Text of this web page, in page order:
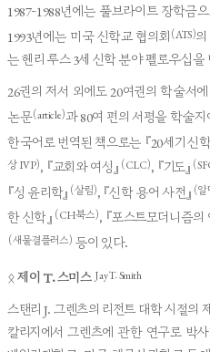
1987-1988년에는 풀브라이트 장학금
1993년에는 미국 신학교 협의회 (ATS)
는 헨리 루스 3세 신학 분야 펠로우십을
26권의 저서 외에도 20여권의 학술서
논문(article)과 80여 편의 서평을 학술
한국어로 번역된 책으로는 『20세기 신
상 IVP), 『교회와 여성』 (CLC), 『기도』
『성 윤리학』 (살림), 『신학 용어 사전』 (알
한 신학』 (CH북스), 『포스트모더니즘의
(새물결플러스) 등이 있다.
ᛟ제이 T. 스미스 Jay T. Smith
스탠리 J. 그렌츠의 리전트 대학 시절의
칼리지에서 그렌츠에 관한 연구로 박